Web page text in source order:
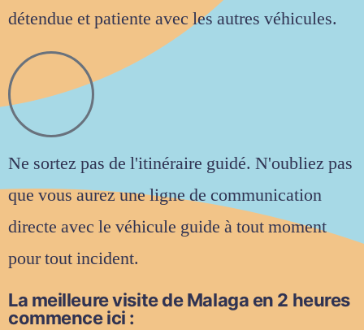
détendue et patiente avec les autres véhicules.
Ne sortez pas de l'itinéraire guidé. N'oubliez pas
que vous aurez une ligne de communication
directe avec le véhicule guide à tout moment
pour tout incident.
La meilleure visite de Malaga en 2 heures
commence ici :